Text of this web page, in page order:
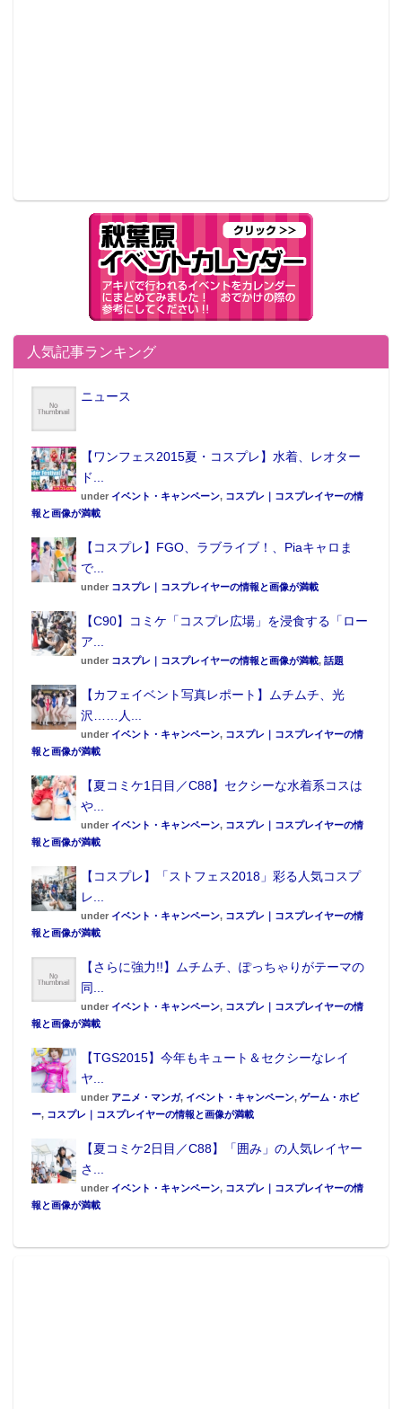
人気記事ランキング
ニュース
【ワンフェス2015夏・コスプレ】水着、レオター
ド...
under イベント・キャンペーン, コスプレ｜コスプレイヤーの情
報と画像が満載
【コスプレ】FGO、ラブライブ！、Piaキャロま
で...
under コスプレ｜コスプレイヤーの情報と画像が満載
【C90】コミケ「コスプレ広場」を浸食する「ロー
ア...
under コスプレ｜コスプレイヤーの情報と画像が満載, 話題
【カフェイベント写真レポート】ムチムチ、光
沢……人...
under イベント・キャンペーン, コスプレ｜コスプレイヤーの情
報と画像が満載
【夏コミケ1日目／C88】セクシーな水着系コスは
や...
under イベント・キャンペーン, コスプレ｜コスプレイヤーの情
報と画像が満載
【コスプレ】「ストフェス2018」彩る人気コスプ
レ...
under イベント・キャンペーン, コスプレ｜コスプレイヤーの情
報と画像が満載
【さらに強力!!】ムチムチ、ぽっちゃりがテーマの
同...
under イベント・キャンペーン, コスプレ｜コスプレイヤーの情
報と画像が満載
【TGS2015】今年もキュート＆セクシーなレイ
ヤ...
under アニメ・マンガ, イベント・キャンペーン, ゲーム・ホビ
ー, コスプレ｜コスプレイヤーの情報と画像が満載
【夏コミケ2日目／C88】「囲み」の人気レイヤー
さ...
under イベント・キャンペーン, コスプレ｜コスプレイヤーの情
報と画像が満載